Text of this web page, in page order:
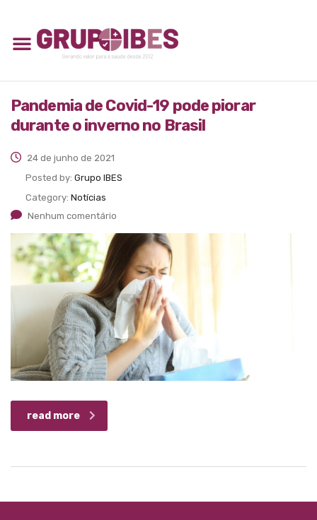
Pandemia de Covid-19 pode piorar
durante o inverno no Brasil
24 de junho de 2021
Posted by: Grupo IBES
Category: Notícias
Nenhum comentário
read more